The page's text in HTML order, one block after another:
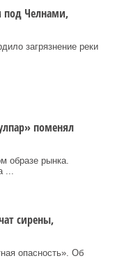
под Челнами,
загрязнение реки
поменял
образе рынка.
сирены,
опасность». Об